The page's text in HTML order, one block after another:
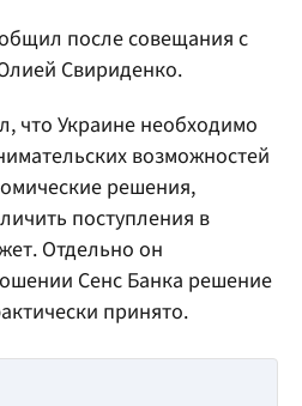
после совещания с
Свириденко.
что Украине необходимо
возможностей
решения,
поступления в
Отдельно он
Сенс Банка решение
принято.